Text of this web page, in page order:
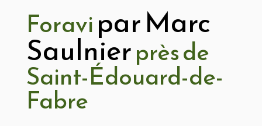
Foravipar Marc
Saulnierprès de
Saint-Édouard-de-
Fabre